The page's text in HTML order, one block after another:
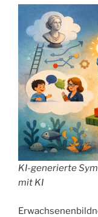
KI-generierte
mit KI